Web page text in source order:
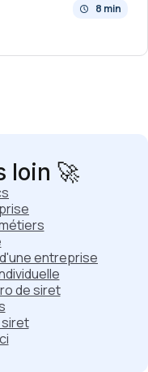
8 min
loin 🚀
entreprise
de siret